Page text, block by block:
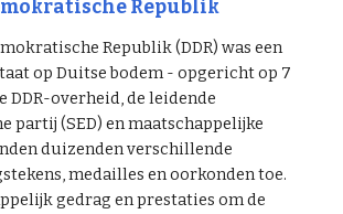
Republik
Republik (DDR) was een
op Duitse bodem - opgericht op 7
DDR-overheid, de leidende
partij (SED) en maatschappelijke
duizenden verschillende
medailles en oorkonden toe.
gedrag en prestaties om de